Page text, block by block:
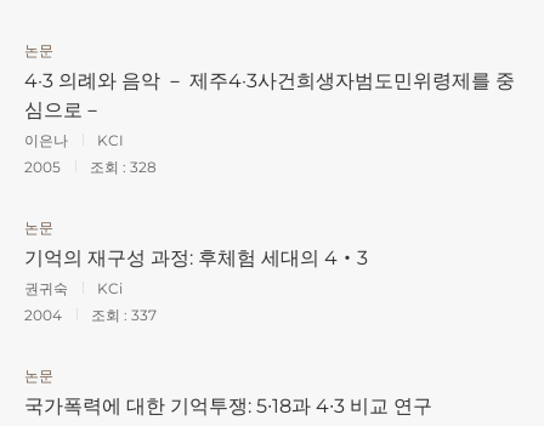
논문
4·3 의례와 음악 － 제주4·3사건희생자범도민위령제를 중
심으로－
이은나
KCI
2005
조회 : 328
논문
기억의 재구성 과정: 후체험 세대의 4‧3
권귀숙
KCi
2004
조회 : 337
논문
국가폭력에 대한 기억투쟁: 5∙18과 4∙3 비교 연구